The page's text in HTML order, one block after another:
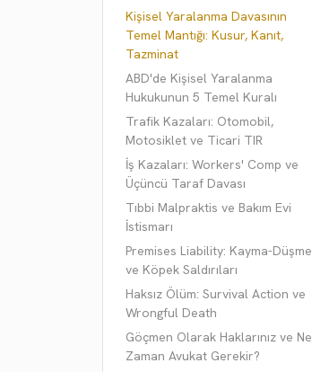
Kişisel Yaralanma Davasının
Temel Mantığı: Kusur, Kanıt,
Tazminat
ABD'de Kişisel Yaralanma
Hukukunun 5 Temel Kuralı
Trafik Kazaları: Otomobil,
Motosiklet ve Ticari TIR
İş Kazaları: Workers' Comp ve
Üçüncü Taraf Davası
Tıbbi Malpraktis ve Bakım Evi
İstismarı
Premises Liability: Kayma-Düşme
ve Köpek Saldırıları
Haksız Ölüm: Survival Action ve
Wrongful Death
Göçmen Olarak Haklarınız ve Ne
Zaman Avukat Gerekir?